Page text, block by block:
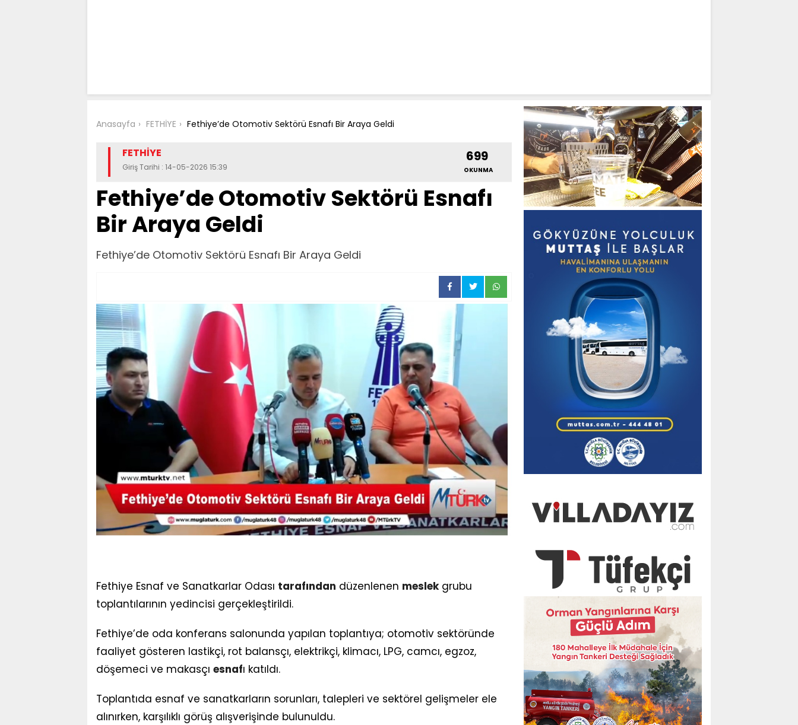
Anasayfa FETHİYE Fethiye’de Otomotiv Sektörü Esnafı Bir Araya Geldi
FETHİYE
Giriş Tarihi : 14-05-2026 15:39
699
OKUNMA
Fethiye’de Otomotiv Sektörü Esnafı
Bir Araya Geldi
Fethiye’de Otomotiv Sektörü Esnafı Bir Araya Geldi
Fethiye Esnaf ve Sanatkarlar Odası tarafından düzenlenen meslekgrubu
toplantılarının yedincisi gerçekleştirildi.
Fethiye’de oda konferans salonunda yapılan toplantıya; otomotiv sektöründe
faaliyet gösteren lastikçi, rot balansçı, elektrikçi, klimacı, LPG, camcı, egzoz,
döşemeci ve makasçı esnafı katıldı.
Toplantıda esnaf ve sanatkarların sorunları, talepleri ve sektörel gelişmeler ele
alınırken, karşılıklı görüş alışverişinde bulunuldu.